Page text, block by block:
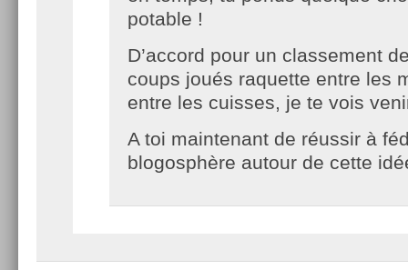
potable !
D’accord pour un classement
coups joués raquette entre les
entre les cuisses, je te vois
A toi maintenant de réussir à
blogosphère autour de cette